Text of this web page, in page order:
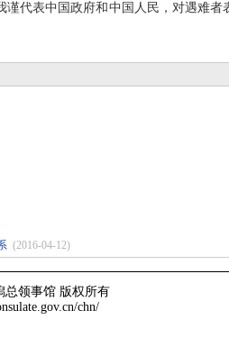
代表中国政府和中国人民，对遇难者
(2016-04-12)
总领事馆 版权所有
chn/